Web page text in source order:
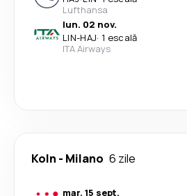
Lufthansa
lun. 02 nov.
LIN-HAJ· 1 escală
ITA Airways
Koln - Milano 6 zile
mar. 15 sept.